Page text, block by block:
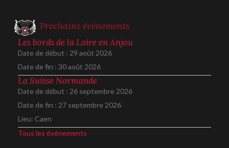
Prochains événements
Les bords de la Loire en Anjou
Date de début : 29 août 2026
Date de fin : 30 août 2026
La Suisse Normande
Date de début : 26 septembre 2026
Date de fin : 27 septembre 2026
Lieu: Caen
Tous les événements